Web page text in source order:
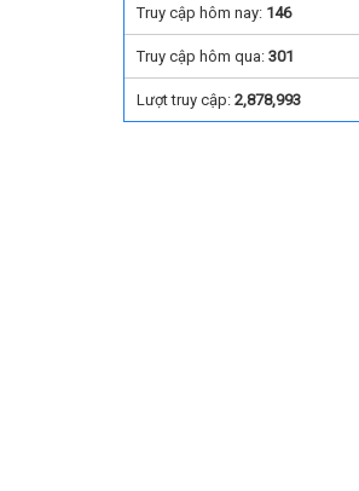
Truy cập hôm nay: 146
Truy cập hôm qua: 301
Lượt truy cập: 2,878,993